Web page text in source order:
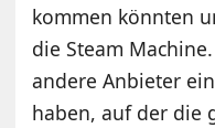
kommen könnten
die Steam
andere Anbieter
haben, auf der die